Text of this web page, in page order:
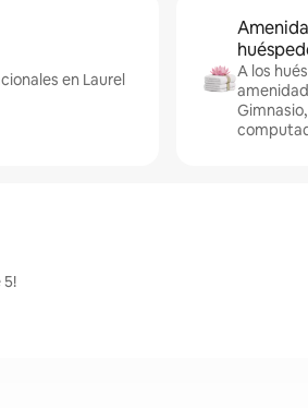
en Laurel
A los
5!